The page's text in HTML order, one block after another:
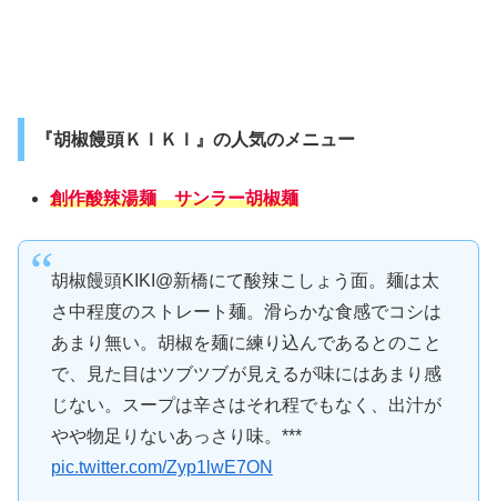
『胡椒饅頭ＫＩＫＩ』の人気のメニュー
創作酸辣湯麺 サンラー胡椒麺
胡椒饅頭KIKI@新橋にて酸辣こしょう面。麺は太
さ中程度のストレート麺。滑らかな食感でコシは
あまり無い。胡椒を麺に練り込んであるとのこと
で、見た目はツブツブが見えるが味にはあまり感
じない。スープは辛さはそれ程でもなく、出汁が
やや物足りないあっさり味。***
pic.twitter.com/Zyp1lwE7ON